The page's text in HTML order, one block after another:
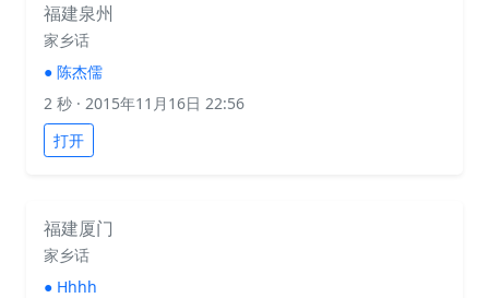
福建泉州
家乡话
● 陈杰儒
2 秒 · 2015年11月16日 22:56
打开
福建厦门
家乡话
● Hhhh